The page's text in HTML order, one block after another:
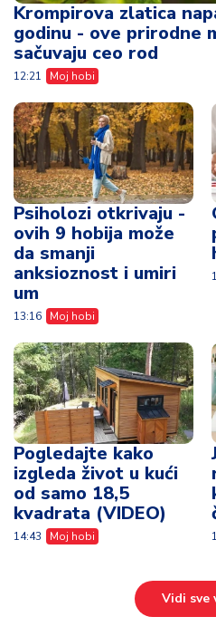
Krompirova zlatica
godinu - ove prirodne
sačuvaju ceo rod
12:21 Moj hobi
Psiholozi otkrivaju -
ovih 9 hobija može
da smanji
anksioznost i umiri
um
13:16 Moj hobi
Pogledajte kako
izgleda život u kući
od samo 18,5
kvadrata (VIDEO)
14:43 Moj hobi
Vidi sve